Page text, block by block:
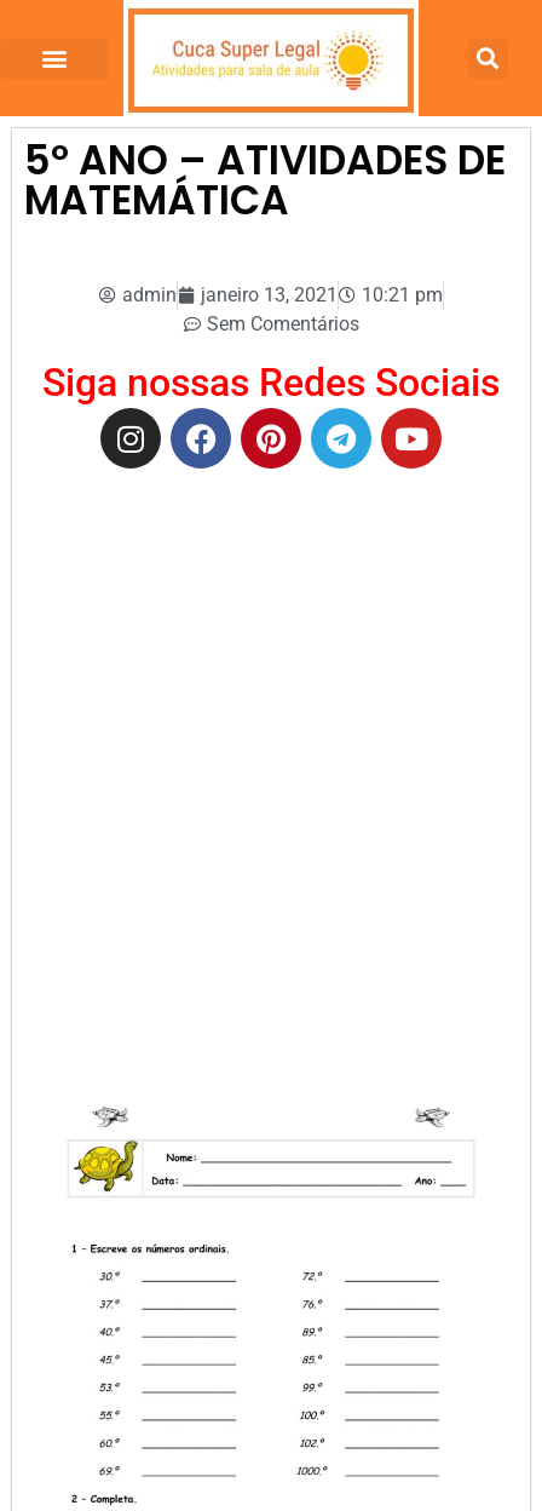
5º ANO – ATIVIDADES DE
MATEMÁTICA
admin janeiro 13, 2021
10:21 pm
Sem Comentários
Siga nossas Redes Sociais